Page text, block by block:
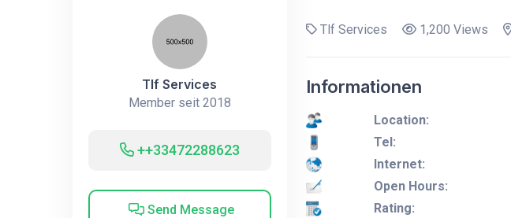
Tlf Services
Member seit 2018
++33472288623
Send Message
Tlf Services 1,200 Views
Informationen
Location:
Tel:
Internet:
Open Hours:
Rating: